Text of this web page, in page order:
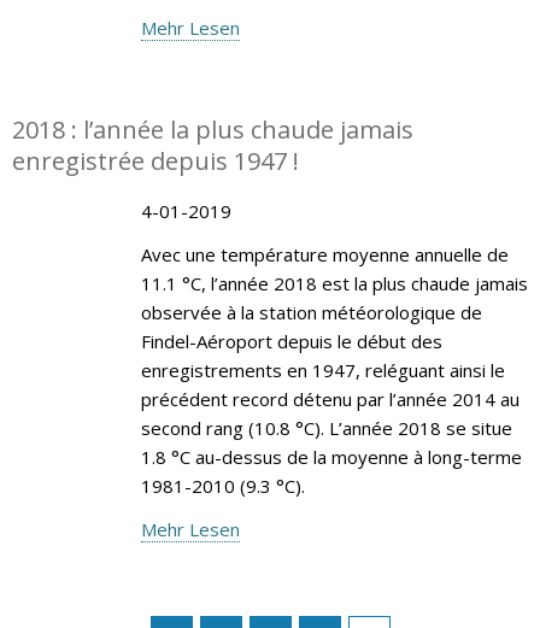
Mehr Lesen
2018 : l’année la plus chaude jamais
enregistrée depuis 1947 !
4-01-2019
Avec une température moyenne annuelle de
11.1 °C, l’année 2018 est la plus chaude jamais
observée à la station météorologique de
Findel-Aéroport depuis le début des
enregistrements en 1947, reléguant ainsi le
précédent record détenu par l’année 2014 au
second rang (10.8 °C). L’année 2018 se situe
1.8 °C au-dessus de la moyenne à long-terme
1981-2010 (9.3 °C).
Mehr Lesen